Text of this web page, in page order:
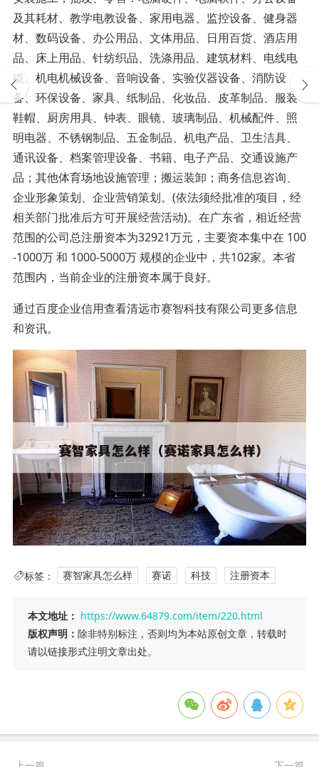
及其耗材、教学电教设备、家用电器、监控设备、健身器
材、数码设备、办公用品、文体用品、日用百货、酒店用
品、床上用品、针纺织品、洗涤用品、建筑材料、电线电
缆、机电机械设备、音响设备、实验仪器设备、消防设
备、环保设备、家具、纸制品、化妆品、皮革制品、服装
鞋帽、厨房用具、钟表、眼镜、玻璃制品、机械配件、照
明电器、不锈钢制品、五金制品、机电产品、卫生洁具、
通讯设备、档案管理设备、书籍、电子产品、交通设施产
品；其他体育场地设施管理；搬运装卸；商务信息咨询、
企业形象策划、企业营销策划。(依法须经批准的项目，经
相关部门批准后方可开展经营活动)。在广东省，相近经营
范围的公司总注册资本为32921万元，主要资本集中在 100
-1000万 和 1000-5000万 规模的企业中，共102家。本省
范围内，当前企业的注册资本属于良好。
通过百度企业信用查看清远市赛智科技有限公司更多信息
和资讯。
标签： 赛智家具怎么样 赛诺 科技 注册资本
本文地址： https://www.64879.com/item/220.html
版权声明： 除非特别标注，否则均为本站原创文章，转载时
请以链接形式注明文章出处。